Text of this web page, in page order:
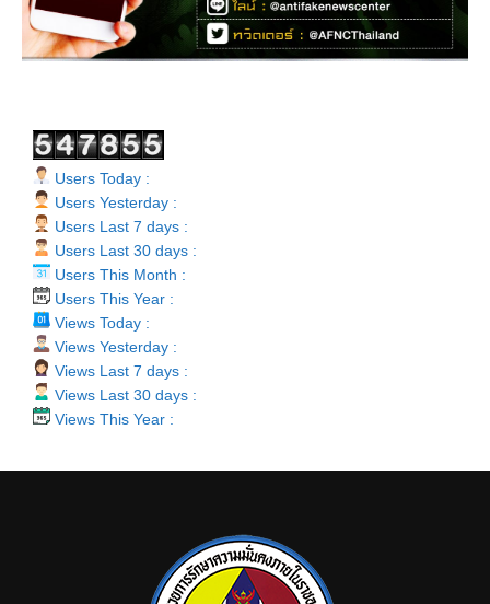
Users Today :
Users Yesterday :
Users Last 7 days :
Users Last 30 days :
Users This Month :
Users This Year :
Views Today :
Views Yesterday :
Views Last 7 days :
Views Last 30 days :
Views This Year :